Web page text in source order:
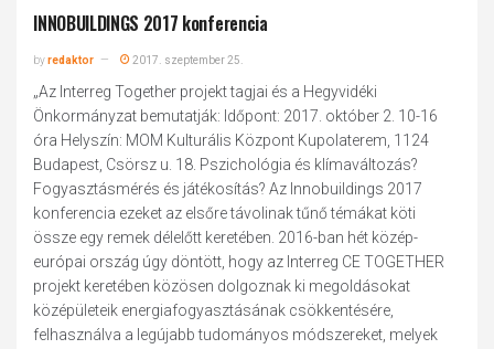
INNOBUILDINGS 2017 konferencia
byredaktor 2017. szeptember 25.
„Az Interreg Together projekt tagjai és a Hegyvidéki
Önkormányzat bemutatják: Időpont: 2017. október 2. 10-16
óra Helyszín: MOM Kulturális Központ Kupolaterem, 1124
Budapest, Csörsz u. 18. Pszichológia és klímaváltozás?
Fogyasztásmérés és játékosítás? Az Innobuildings 2017
konferencia ezeket az elsőre távolinak tűnő témákat köti
össze egy remek délelőtt keretében. 2016-ban hét közép-
európai ország úgy döntött, hogy az Interreg CE TOGETHER
projekt keretében közösen dolgoznak ki megoldásokat
középületeik energiafogyasztásának csökkentésére,
felhasználva a legújabb tudományos módszereket, melyek